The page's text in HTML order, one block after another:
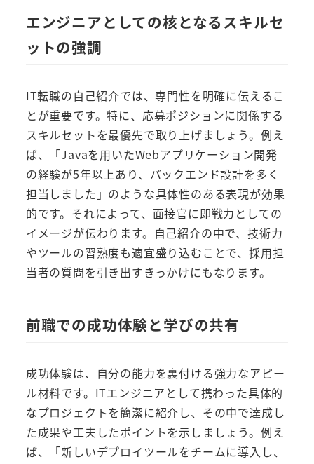
エンジニアとしての核となるスキルセ
ットの強調
IT転職の自己紹介では、専門性を明確に伝えるこ
とが重要です。特に、応募ポジションに関係する
スキルセットを最優先で取り上げましょう。例え
ば、「Javaを用いたWebアプリケーション開発
の経験が5年以上あり、バックエンド設計を多く
担当しました」のような具体性のある表現が効果
的です。それによって、面接官に即戦力としての
イメージが伝わります。自己紹介の中で、技術力
やツールの習熟度も適宜盛り込むことで、採用担
当者の質問を引き出すきっかけにもなります。
前職での成功体験と学びの共有
成功体験は、自分の能力を裏付ける強力なアピー
ル材料です。ITエンジニアとして携わった具体的
なプロジェクトを簡潔に紹介し、その中で達成し
た成果や工夫したポイントを示しましょう。例え
ば、「新しいデプロイツールをチームに導入し、